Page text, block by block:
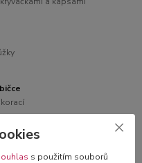
s použitím souborů